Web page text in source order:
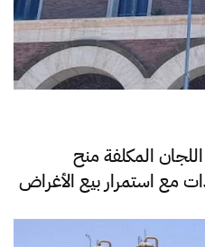
المكلفة منح
مع استمرار بيع الأغراض